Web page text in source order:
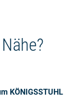
KÖNIGSSTUHL